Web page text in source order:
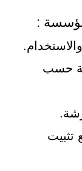
:
حسب
تثبيت